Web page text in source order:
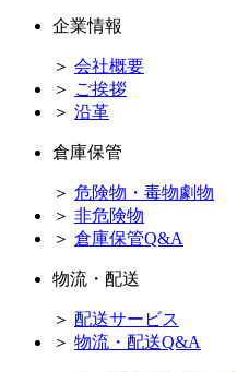
企業情報
＞ 会社概要
＞ ご挨拶
＞ 沿革
倉庫保管
＞ 危険物・毒物劇物
＞ 非危険物
＞ 倉庫保管Q&A
物流・配送
＞ 配送サービス
＞ 物流・配送Q&A